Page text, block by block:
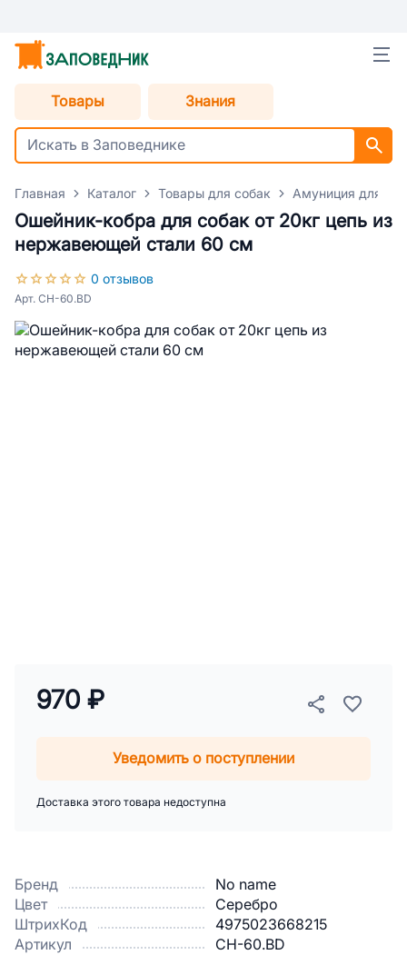
Товары Знания
Главная Каталог Товары для собак Амуниция для
Ошейник-кобра для собак от 20кг цепь из
нержавеющей стали 60 см
0 отзывов
Арт. CH-60.BD
Бренд
No name
Цвет
Серебро
ШтрихКод
4975023668215
Артикул
CH-60.BD
970 ₽
Уведомить о поступлении
Доставка этого товара недоступна